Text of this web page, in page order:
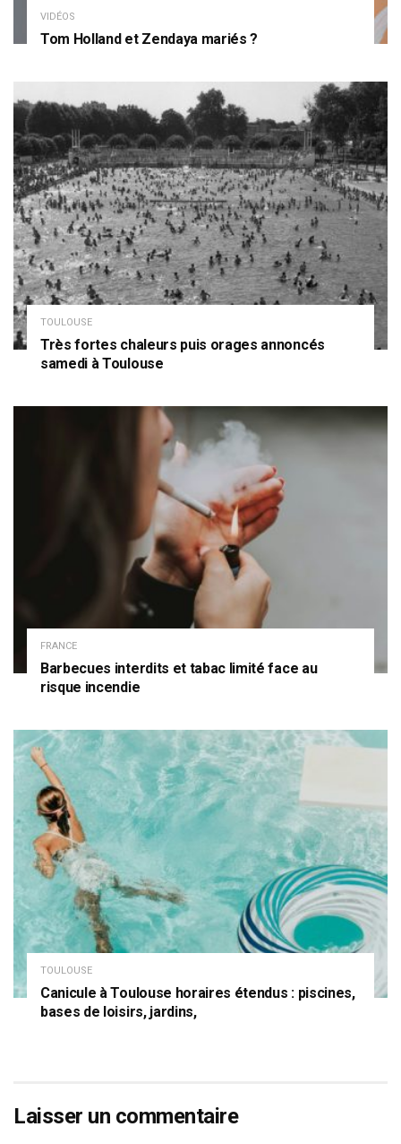
VIDÉOS
Tom Holland et Zendaya mariés ?
TOULOUSE
Très fortes chaleurs puis orages annoncés
samedi à Toulouse
FRANCE
Barbecues interdits et tabac limité face au
risque incendie
TOULOUSE
Canicule à Toulouse horaires étendus : piscines,
bases de loisirs, jardins,
Laisser un commentaire